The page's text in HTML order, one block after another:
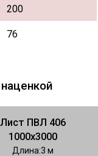
200
76
Лист ПВЛ 406
1000х3000
Длина 3